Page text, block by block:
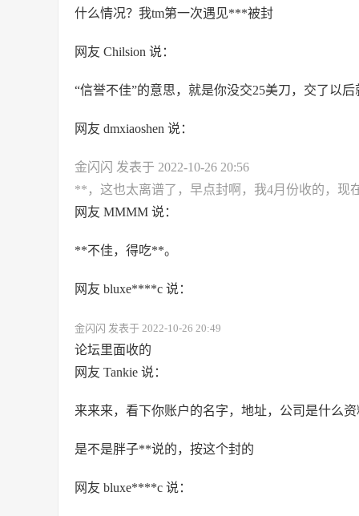
什么情况？我tm第一次遇见***被封
网友 Chilsion 说：
“信誉不佳”的意思，就是你没交25美刀，交了以后
网友 dmxiaoshen 说：
金闪闪 发表于 2022-10-26 20:56
**，这也太离谱了，早点封啊，我4月份收的，现
网友 MMMM 说：
**不佳，得吃**。
网友 bluxe****c 说：
金闪闪 发表于 2022-10-26 20:49
论坛里面收的
网友 Tankie 说：
来来来，看下你账户的名字，地址，公司是什么资
是不是胖子**说的，按这个封的
网友 bluxe****c 说：